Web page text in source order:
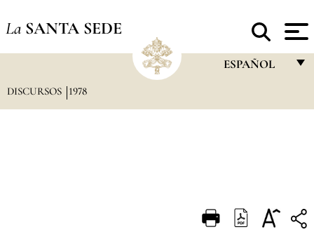
La SANTA SEDE
ESPAÑOL
DEUTSCH
DISCURSOS 1978